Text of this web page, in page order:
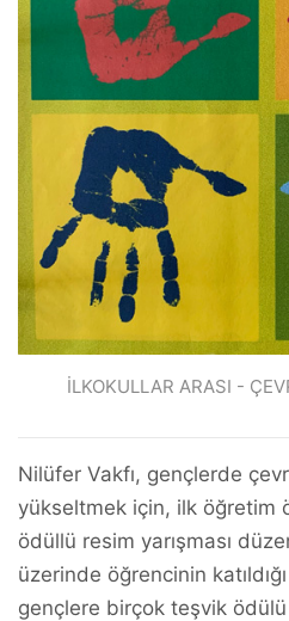
İLKOKULLAR ARASI -
Nilüfer Vakfı, gençlerde
yükseltmek için, ilk öğretim
ödüllü resim yarışması
üzerinde öğrencinin
gençlere birçok teşvik